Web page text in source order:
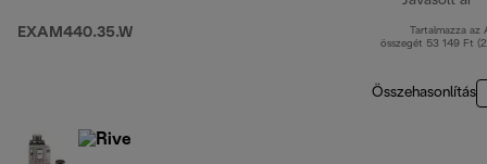
EXAM440.35.W
Tartalmazza az
összegét 53 149 Ft
Összehasonlítás